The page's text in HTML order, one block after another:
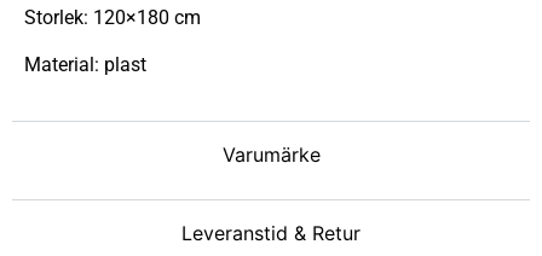
Varumärke
Leveranstid & Retur
Storlek: 120×180 cm
Material: plast